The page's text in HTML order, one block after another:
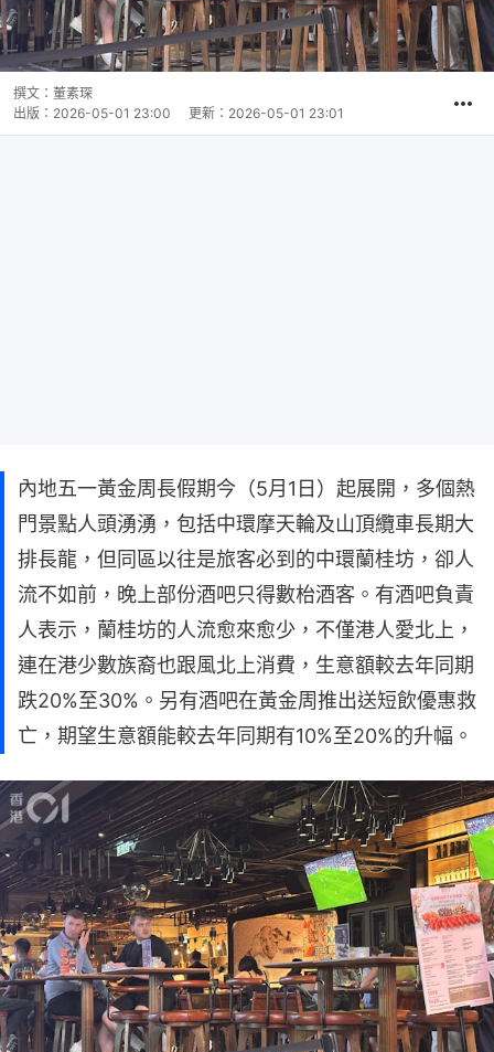
撰文： 董素琛
出版： 2026-05-01 23:00 更新： 2026-05-01 23:01
內地五一黃金周長假期今（5月1日）起展開，多個熱
門景點人頭湧湧，包括中環摩天輪及山頂纜車長期大
排長龍，但同區以往是旅客必到的中環蘭桂坊，卻人
流不如前，晚上部份酒吧只得數枱酒客。有酒吧負責
人表示，蘭桂坊的人流愈來愈少，不僅港人愛北上，
連在港少數族裔也跟風北上消費，生意額較去年同期
跌20%至30%。另有酒吧在黃金周推出送短飲優惠救
亡，期望生意額能較去年同期有10%至20%的升幅。